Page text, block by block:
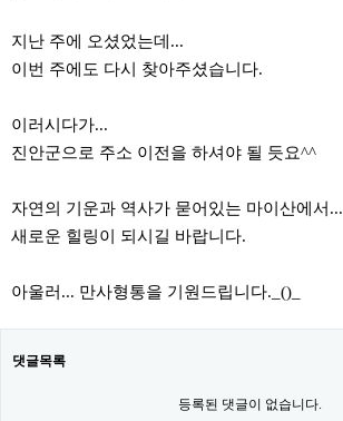
지난 주에 오셨었는데...
이번 주에도 다시 찾아주셨습니다.
이러시다가...
진안군으로 주소 이전을 하셔야 될 듯요^^
자연의 기운과 역사가 묻어있는 마이산에서...
새로운 힐링이 되시길 바랍니다.
아울러... 만사형통을 기원드립니다._()_
댓글목록
등록된 댓글이 없습니다.